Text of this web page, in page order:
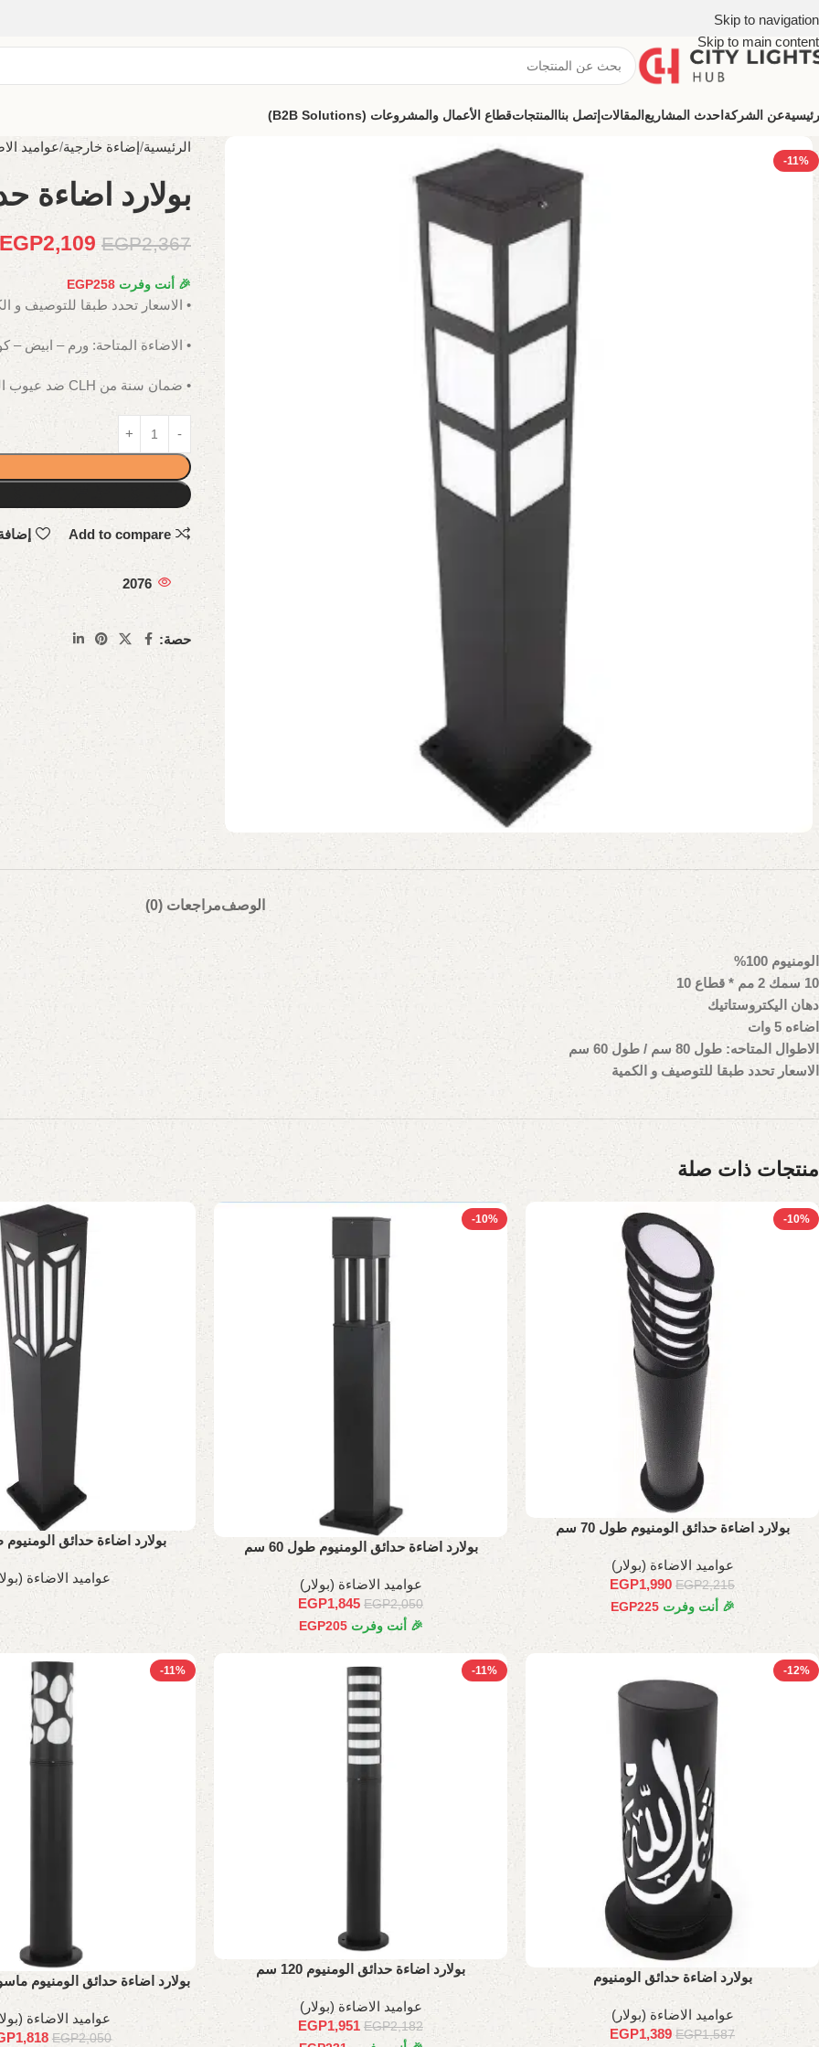
Skip to navigation
Skip to main content
عن الشركة احدث المشاريع المقالات إتصل بنا المنتجاتقطاع الأعمال والمشروعات (B2B Solutions)
-11%
الرئيسية إضاءة خارجية عواميد
بولارد اضاءة
EGP2,367
EGP2,109
🎉 أنت وفرت EGP258
• الاسعار تحدد طبقا للتوصيف و
• الاضاءة المتاحة: ورم – ابيض –
• ضمان سنة من CLH ضد عيوب الصناعة.
Add to compare
2076
حصة:
الوصفمراجعات (0)
الومنيوم 100%
10 سمك 2 مم * قطاع 10
دهان اليكتروستاتيك
اضاءه 5 وات
الاطوال المتاحه: طول 80 سم / طول 60 سم
الاسعار تحدد طبقا للتوصيف و الكمية
منتجات ذات صلة
-10%
بولارد اضاءة حدائق الومنيوم طول 70 سم
عواميد الاضاءة (بولار)
EGP2,215
EGP1,990
🎉 أنت وفرت EGP225
-10%
بولارد اضاءة حدائق الومنيوم طول 60 سم
عواميد الاضاءة (بولار)
EGP2,050
EGP1,845
🎉 أنت وفرت EGP205
بولارد اضاءة حدائق الومنيوم
عواميد الاضاءة
-12%
بولارد اضاءة حدائق الومنيوم
عواميد الاضاءة (بولار)
EGP1,587
EGP1,389
-11%
بولارد اضاءة حدائق الومنيوم 120 سم
عواميد الاضاءة (بولار)
EGP2,182
EGP1,951
-11%
90 سم
عواميد الاضاءة
EGP2,050
1,818